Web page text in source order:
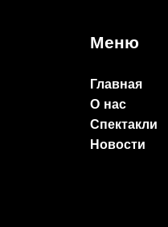
Меню
Главная
О нас
Спектакли
Новости